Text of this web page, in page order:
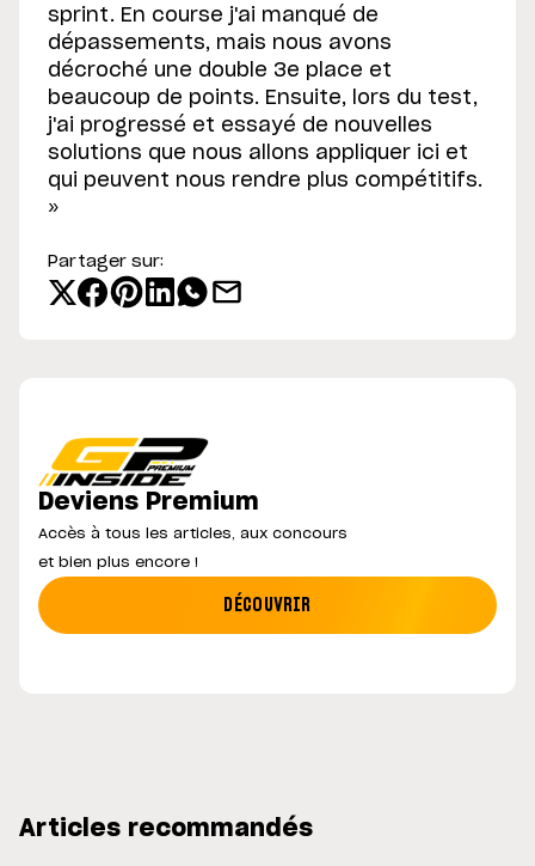
sprint. En course j'ai manqué de
dépassements, mais nous avons
décroché une double 3e place et
beaucoup de points. Ensuite, lors du test,
j'ai progressé et essayé de nouvelles
solutions que nous allons appliquer ici et
qui peuvent nous rendre plus compétitifs.
»
Partager sur:
Deviens Premium
Accès à tous les articles, aux concours
et bien plus encore !
DÉCOUVRIR
Articles recommandés